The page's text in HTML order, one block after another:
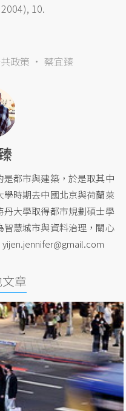
10.
政策 蔡宜臻
都市與建築，於是取其中
時期去中國北京與荷蘭萊
大學取得都市規劃碩士學
慧城市與資料治理，關心
yijen.jennifer@gmail.com
章